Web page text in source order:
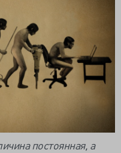
постоянная, а